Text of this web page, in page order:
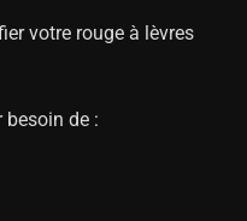
votre rouge à lèvres
de :